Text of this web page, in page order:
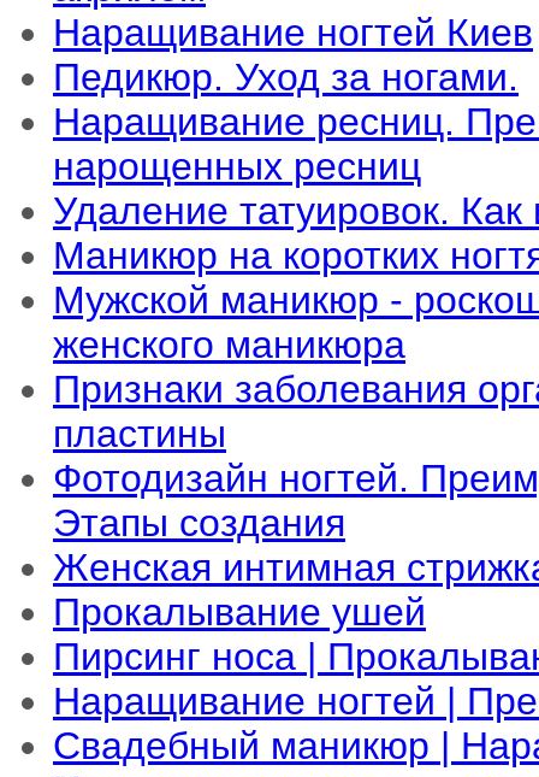
Наращивание ногтей Киев
Педикюр. Уход за ногами.
Наращивание ресниц.
нарощенных ресниц
Удаление татуировок. Как
Маникюр на коротких
Мужской маникюр -
женского маникюра
Признаки заболевания
пластины
Фотодизайн ногтей.
Этапы создания
Женская интимная
Прокалывание ушей
Пирсинг носа |
Наращивание ногтей |
Свадебный маникюр |